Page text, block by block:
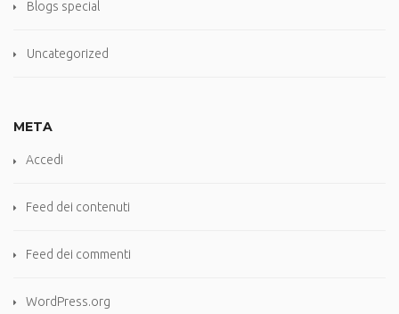
Blogs special
Uncategorized
META
Accedi
Feed dei contenuti
Feed dei commenti
WordPress.org